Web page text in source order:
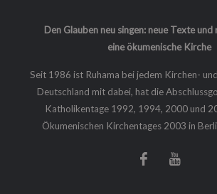
Den Glauben neu singen: neue Texte und
eine ökumenische Kirche
Seit 1986 ist Ruhama bei jedem Kirchen-
Deutschland mit dabei, hat die
Katholikentage 1992, 1994, 2000 und
Ökumenischen Kirchentages 2003 in